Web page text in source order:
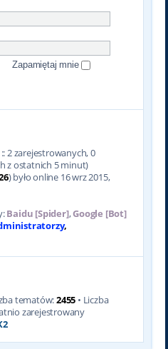
Zapamiętaj mnie
2 zarejestrowanych, 0
z ostatnich 5 minut)
) było online 16 wrz 2015,
Baidu [Spider],Google [Bot]
,
tematów:2455 • Liczba
zarejestrowany